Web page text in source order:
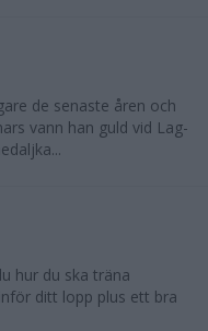
de senaste åren och
vann han guld vid Lag-
hur du ska träna
ditt lopp plus ett bra